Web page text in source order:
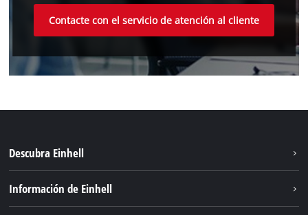
Contacte con el servicio de atención al cliente
Descubra Einhell
Información de Einhell